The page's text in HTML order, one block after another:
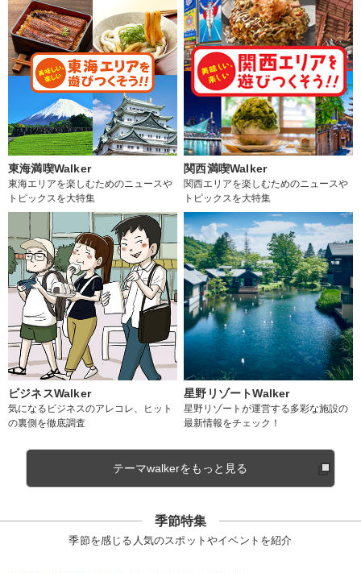
東海満喫Walker
東海エリアを楽しむためのニュースや
トピックスを大特集
関西満喫Walker
関西エリアを楽しむためのニュースや
トピックスを大特集
ビジネスWalker
気になるビジネスのアレコレ、ヒット
の裏側を徹底調査
星野リゾートWalker
星野リゾートが運営する多彩な施設の
最新情報をチェック！
テーマwalkerをもっと見る
季節特集
季節を感じる人気のスポットやイベントを紹介